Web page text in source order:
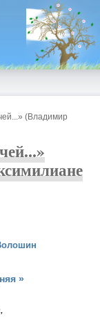
(Владимир
»